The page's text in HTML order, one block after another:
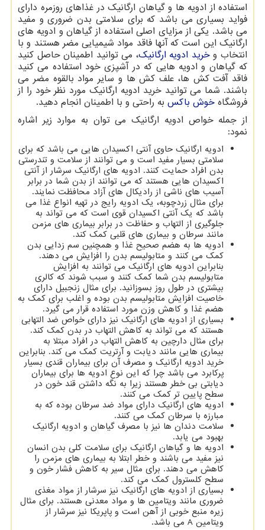
استفاده از ادویه ها و گیاهان ارگانیک در غذاهای روزمره دارای
فواید بسیاری می باشد که برای سلامتی بدن ضروری و مفید
می باشد. یکی از مزایای اصلی استفاده از گیاهان و ادویه های
ارگانیک این است که آنها فاقد مواد شیمیایی مضر هستند و با
انتخاب وخرید ادویه ارگانیک، می توانید اطمینان حاصل کنید
که گیاهان و ادویه هایی که در آشپزی خود استفاده می کنید
فاقد آفت کش ها، علف کش ها و سایر مواد بالقوه مضر می
باشند. شما می توانید خرید ادویه ارگانیک مورد نظر خود را از
فروشگاه خوش باکس به راحتی و با اطمینان انجام دهید.
از جمله خواص ادویه ارگانیک می توان به موارد زیر اشاره
نمود:
ادویه ارگانیک حاوی آنتی اکسیدان هایی می باشد که برای
سلامتی بسیار مفید است و می توانند از سلامت و تندرستی
بدن افراد حمایت کنند. ادویه های ارگانیک سرشار از آنتی
اکسیدان هایی هستند که می توانند از بدن شما در برابر
آسیب های ناشی از رادیکال های آزاد محافظت نمایند.
برای مثال زردچوبه، یک ادویه رایج در تهیه انواع غذا می
باشد که یک آنتی اکسیدان قوی است که می تواند به
جلوگیری از التهاب و حفاظت در برابر بیماری های مزمن
مانند سرطان و بیماری های قلبی کمک کند.
ادویه ها به هضم صحیح غذا و همچنین سم زدایی بدن
کمک می کنند و متابولیسم بدن را افزایش می دهند.
بنابراین ادویه های ارگانیک می توانند به افزایش
متابولیسم بدن شما کمک کنند و سبب شوند که کالری
بیشتری در طول روز بسوزانید. برای مثال زنجبیل دارای
خاصیت افزایش متابولیسم بدن بوده و اغلب برای کمک به
هضم غذا و کاهش وزن مورد استفاده قرار می گیرد.
بسیاری از ادویه های ارگانیک نیز دارای خواص ضد التهابی
هستند که می تواند به کاهش التهاب در بدن کمک کند.
برای مثال دارچین به کاهش التهاب در افراد مبتلا به
بیماری هایی مانند دیابت و آرتریت کمک می کند. بنابراین
خرید ادویه ارگانیک و مصرف آن برای بیماران قندی بسیار
پرکابرد می باشد چرا که این نوع ادویه ها برای بیماران
دیابتی بی خطر هستند زیرا به نگه داشتن قند خون در
سطح پایین تر کمک می کنند.
ادویه های ارگانیک دارای مواد ضد سرطان بوده که به
مبارزه با سرطان کمک می کنند.
سلامت دندان ها نیز با مصرف گیاهان و ادویه ارگانیک
بهبود می یابد.
ادویه ها و گیاهان ارگانیک برای سلامت کلی بدن انسان
نیز مفید می باشند و خطر ابتلا به بیماری های مزمن را
کاهش می دهند. برای مثال سیر به کاهش فشار خون و
سطح کلسترول کمک می کند.
بسیاری از ادویه های ارگانیک نیز سرشار از مواد مغذی
ضروری مانند ویتامین ها و مواد معدنی هستند. برای مثال
زیره منبع خوبی از آهن است و پاپریکا نیز سرشار از
ویتامین A می باشد.